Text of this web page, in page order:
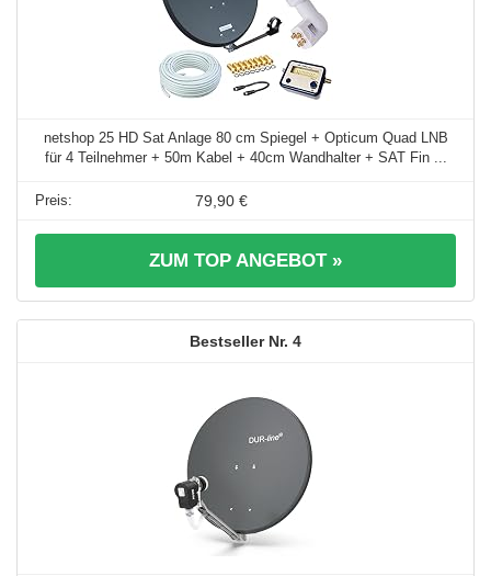
netshop 25 HD Sat Anlage 80 cm Spiegel + Opticum Quad LNB
für 4 Teilnehmer + 50m Kabel + 40cm Wandhalter + SAT Fin ...
79,90 €
ZUM TOP ANGEBOT »
4